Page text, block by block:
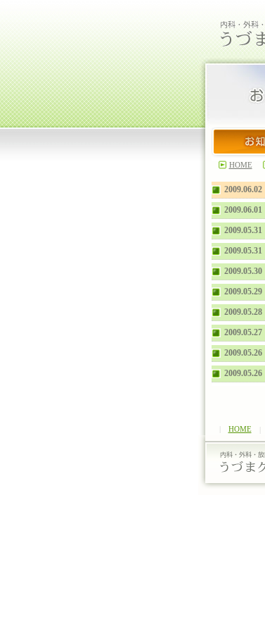
HOME
2009.06.02
2009.06.01
2009.05.31
2009.05.31
2009.05.30
2009.05.29
2009.05.28
2009.05.27
2009.05.26
2009.05.26
HOME|